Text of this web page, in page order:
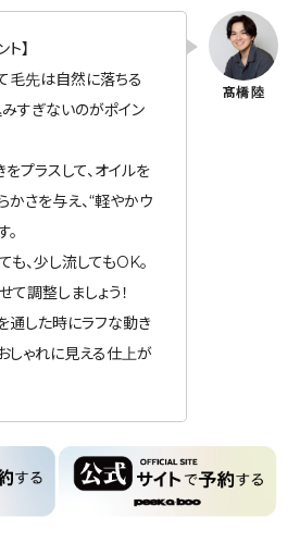
】
毛先は自然に落ちる
みすぎないのがポイン
プラスして、オイルを
かさを与え、“軽やかウ
、少し流してもOK。
調整しましょう！
通した時にラフな動き
しゃれに見える仕上が